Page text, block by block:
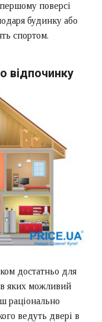
поверсі
будинку або
спортом.
відпочинку
достатньо для
яких можливий
раціонально
ведуть двері в